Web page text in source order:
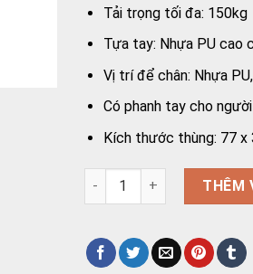
Tải trọng tối đa: 150kg
Tựa tay: Nhựa PU cao
Vị trí để chân: Nhựa
Có phanh tay cho
Kích thước thùng: 77 x
Xe lăn Oromi XL-62-20S
THÊM